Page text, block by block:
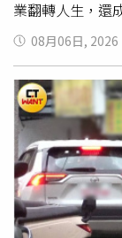
業翻轉人生，還
都在跌跌撞撞中
矚目的焦點。
僅1個月便懷孕
@ABEMA）節
採訪36歲的
一見鍾情，並主
月，她便懷上第
真的太危險了吧
思議。然而，這
不僅丈夫父母反
08月06日, 2026